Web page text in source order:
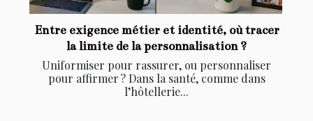
Entre exigence métier et identité, où tracer
la limite de la personnalisation ?
Uniformiser pour rassurer, ou personnaliser
pour affirmer ? Dans la santé, comme dans
l’hôtellerie...